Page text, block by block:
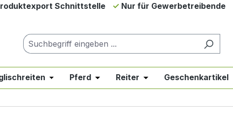
Schnittstelle Nur für Gewerbetreibende
der Kategorie Neues & Angebote
Schließe das Dropdown der Kategorie Westernreiten
Öffne oder Schließe das Dropdown der
Pferd Öffne oder Schließe das Dropdown
Reiter Öffne oder Schließe
Geschenkartikel